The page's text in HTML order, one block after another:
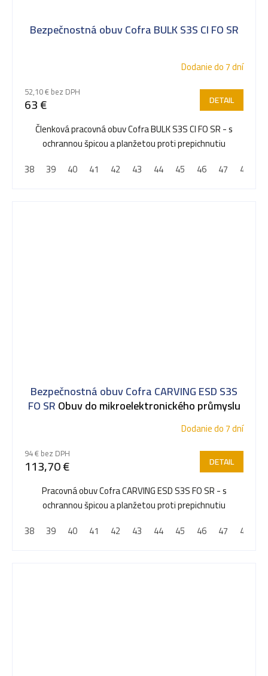
Bezpečnostná obuv Cofra BULK S3S CI FO SR
Dodanie do 7 dní
52,10 € bez DPH
63 € DETAIL
Členková pracovná obuv Cofra BULK S3S CI FO SR - s
ochrannou špicou a planžetou proti prepichnutiu
38
39 40 41 42 43 44 45 46 47 48
Bezpečnostná obuv Cofra CARVING ESD S3S
FO SRObuv do mikroelektronického průmyslu
Dodanie do 7 dní
94 € bez DPH
113,70 € DETAIL
Pracovná obuv Cofra CARVING ESD S3S FO SR - s
ochrannou špicou a planžetou proti prepichnutiu
38
39 40 41 42 43 44 45 46 47 48